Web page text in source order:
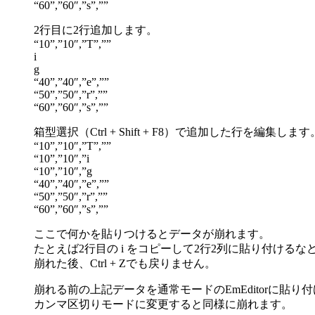
“60”,”60″,”s”,””
2行目に2行追加します。
“10”,”10″,”T”,””
i
g
“40”,”40″,”e”,””
“50”,”50″,”r”,””
“60”,”60″,”s”,””
箱型選択（Ctrl + Shift + F8）で追加した行を編集します。
“10”,”10″,”T”,””
“10”,”10″,”i
“10”,”10″,”g
“40”,”40″,”e”,””
“50”,”50″,”r”,””
“60”,”60″,”s”,””
ここで何かを貼りつけるとデータが崩れます。
たとえば2行目の i をコピーして2行2列に貼り付けるな
崩れた後、Ctrl + Zでも戻りません。
崩れる前の上記データを通常モードのEmEditorに貼り付
カンマ区切りモードに変更すると同様に崩れます。